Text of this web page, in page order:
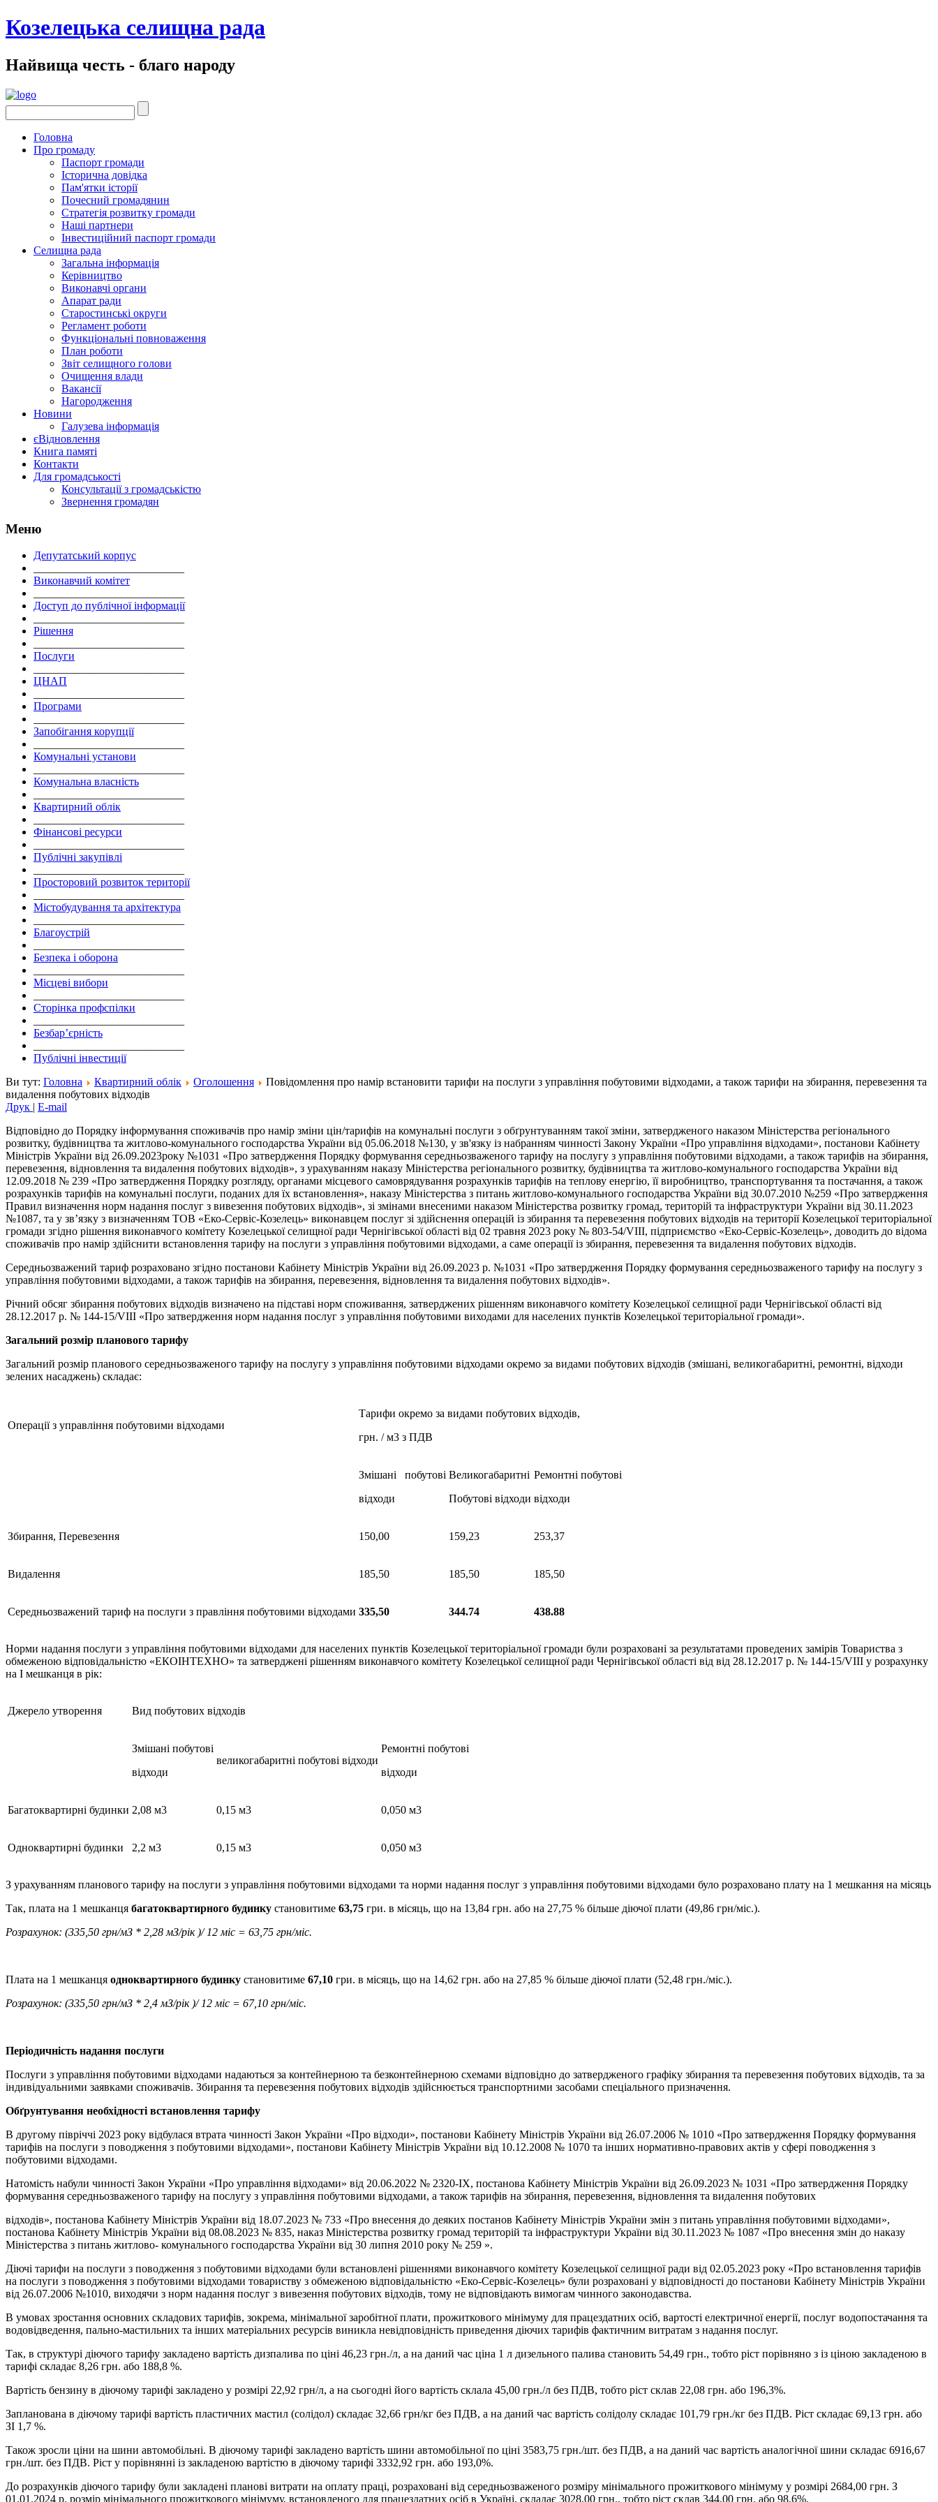
Козелецька селищна рада
Найвища честь - благо народу
Головна
Про громаду
Паспорт громади
Історична довідка
Пам'ятки історії
Почесний громадянин
Стратегія розвитку громади
Наші партнери
Інвестиційний паспорт громади
Селищна рада
Загальна інформація
Керівництво
Виконавчі органи
Апарат ради
Старостинські округи
Регламент роботи
Функціональні повноваження
План роботи
Звіт селищного голови
Очищення влади
Вакансії
Нагородження
Новини
Галузева інформація
єВідновлення
Книга памяті
Контакти
Для громадськості
Консультації з громадськістю
Звернення громадян
Меню
Депутатський корпус
Виконавчий комітет
Доступ до публічної інформації
Рішення
Послуги
ЦНАП
Програми
Запобігання корупції
Комунальні установи
Комунальна власність
Квартирний облік
Фінансові ресурси
Публічні закупівлі
Просторовий розвиток території
Містобудування та архітектура
Благоустрій
Безпека і оборона
Місцеві вибори
Сторінка профспілки
Безбар’єрність
Публічні інвестиції
Ви тут: Головна Квартирний облік Оголошення
Повідомлення про намір встановити тарифи на послуги з управління побутовими відходами, а також тарифи на збирання, перевезення та
видалення побутових відходів
Друк | E-mail
Відповідно до Порядку інформування споживачів про намір зміни цін/тарифів на комунальні послуги з обґрунтуванням такої зміни, затвердженого наказом Міністерства регіонального
розвитку, будівництва та житлово-комунального господарства України від 05.06.2018 №130, у зв'язку із набранням чинності Закону України «Про управління відходами», постанови Кабінету
Міністрів України від 26.09.2023року №1031 «Про затвердження Порядку формування середньозваженого тарифу на послугу з управління побутовими відходами, а також тарифів на збирання,
перевезення, відновлення та видалення побутових відходів», з урахуванням наказу Міністерства регіонального розвитку, будівництва та житлово-комунального господарства України від
12.09.2018 № 239 «Про затвердження Порядку розгляду, органами місцевого самоврядування розрахунків тарифів на теплову енергію, її виробництво, транспортування та постачання, а також
розрахунків тарифів на комунальні послуги, поданих для їх встановлення», наказу Міністерства з питань житлово-комунального господарства України від 30.07.2010 №259 «Про затвердження
Правил визначення норм надання послуг з вивезення побутових відходів», зі змінами внесеними наказом Міністерства розвитку громад, територій та інфраструктури України від 30.11.2023
№1087, та у зв’язку з визначенням ТОВ «Еко-Сервіс-Козелець» виконавцем послуг зі здійснення операцій із збирання та перевезення побутових відходів на території Козелецької територіальної
громади згідно рішення виконавчого комітету Козелецької селищної ради Чернігівської області від 02 травня 2023 року № 803-54/VIII, підприємство «Еко-Сервіс-Козелець», доводить до відома
споживачів про намір здійснити встановлення тарифу на послуги з управління побутовими відходами, а саме операції із збирання, перевезення та видалення побутових відходів.
Середньозважений тариф розраховано згідно постанови Кабінету Міністрів України від 26.09.2023 р. №1031 «Про затвердження Порядку формування середньозваженого тарифу на послугу з
управління побутовими відходами, а також тарифів на збирання, перевезення, відновлення та видалення побутових відходів».
Річний обсяг збирання побутових відходів визначено на підставі норм споживання, затверджених рішенням виконавчого комітету Козелецької селищної ради Чернігівської області від
28.12.2017 р. № 144-15/VIII «Про затвердження норм надання послуг з управління побутовими виходами для населених пунктів Козелецької територіальної громади».
Загальний розмір планового тарифу
Загальний розмір планового середньозваженого тарифу на послугу з управління побутовими відходами окремо за видами побутових відходів (змішані, великогабаритні, ремонтні, відходи
зелених насаджень) складає:
Операції з управління побутовими відходами
Тарифи окремо за видами побутових відходів,
грн. / м3 з ПДВ
Змішані побутові
відходи
Великогабаритні
Побутові відходи
Ремонтні побутові
відходи
Збирання, Перевезення 150,00 159,23 253,37
Видалення 185,50 185,50 185,50
Середньозважений тариф на послуги з правління побутовими відходами 335,50 344.74 438.88
Норми надання послуги з управління побутовими відходами для населених пунктів Козелецької територіальної громади були розраховані за результатами проведених замірів Товариства з
обмеженою відповідальністю «ЕКОІНТЕХНО» та затверджені рішенням виконавчого комітету Козелецької селищної ради Чернігівської області від від 28.12.2017 р. № 144-15/VIII у розрахунку
на І мешканця в рік:
Джерело утворення Вид побутових відходів
Змішані побутові
відходи
великогабаритні побутові відходи
Ремонтні побутові
відходи
Багатоквартирні будинки 2,08 м3 0,15 м3 0,050 м3
Одноквартирні будинки 2,2 м3 0,15 м3 0,050 м3
З урахуванням планового тарифу на послуги з управління побутовими відходами та норми надання послуг з управління побутовими відходами було розраховано плату на 1 мешкання на місяць
Так, плата на 1 мешканця багатоквартирного будинку становитиме 63,75 гри. в місяць, що на 13,84 грн. або на 27,75 % більше діючої плати (49,86 грн/міс.).
Розрахунок: (335,50 грн/мЗ * 2,28 мЗ/рік )/ 12 міс = 63,75 грн/міс.
Плата на 1 мешканця одноквартирного будинку становитиме 67,10 гри. в місяць, що на 14,62 грн. або на 27,85 % більше діючої плати (52,48 грн./міс.).
Розрахунок: (335,50 грн/мЗ * 2,4 мЗ/рік )/ 12 міс = 67,10 грн/міс.
Періодичність надання послуги
Послуги з управління побутовими відходами надаються за контейнерною та безконтейнерною схемами відповідно до затвердженого графіку збирання та перевезення побутових відходів, та за
індивідуальними заявками споживачів. Збирання та перевезення побутових відходів здійснюється транспортними засобами спеціального призначення.
Обґрунтування необхідності встановлення тарифу
В другому півріччі 2023 року відбулася втрата чинності Закон України «Про відходи», постанови Кабінету Міністрів України від 26.07.2006 № 1010 «Про затвердження Порядку формування
тарифів на послуги з поводження з побутовими відходами», постанови Кабінету Міністрів України від 10.12.2008 № 1070 та інших нормативно-правових актів у сфері поводження з
побутовими відходами.
Натомість набули чинності Закон України «Про управління відходами» від 20.06.2022 № 2320-ІХ, постанова Кабінету Міністрів України від 26.09.2023 № 1031 «Про затвердження Порядку
формування середньозваженого тарифу на послугу з управління побутовими відходами, а також тарифів на збирання, перевезення, відновлення та видалення побутових
відходів», постанова Кабінету Міністрів України від 18.07.2023 № 733 «Про внесення до деяких постанов Кабінету Міністрів України змін з питань управління побутовими відходами»,
постанова Кабінету Міністрів України від 08.08.2023 № 835, наказ Міністерства розвитку громад територій та інфраструктури України від 30.11.2023 № 1087 «Про внесення змін до наказу
Міністерства з питань житлово- комунального господарства України від 30 липня 2010 року № 259 ».
Діючі тарифи на послуги з поводження з побутовими відходами були встановлені рішеннями виконавчого комітету Козелецької селищної ради від 02.05.2023 року «Про встановлення тарифів
на послуги з поводження з побутовими відходами товариству з обмеженою відповідальністю «Еко-Сервіс-Козелець» були розраховані у відповідності до постанови Кабінету Міністрів України
від 26.07.2006 №1010, виходячи з норм надання послуг з вивезення побутових відходів, тому не відповідають вимогам чинного законодавства.
В умовах зростання основних складових тарифів, зокрема, мінімальної заробітної плати, прожиткового мінімуму для працездатних осіб, вартості електричної енергії, послуг водопостачання та
водовідведення, пально-мастильних та інших матеріальних ресурсів виникла невідповідність приведення діючих тарифів фактичним витратам з надання послуг.
Так, в структурі діючого тарифу закладено вартість дизпалива по ціні 46,23 грн./л, а на даний час ціна 1 л дизельного палива становить 54,49 грн., тобто ріст порівняно з із ціною закладеною в
тарифі складає 8,26 грн. або 188,8 %.
Вартість бензину в діючому тарифі закладено у розмірі 22,92 грн/л, а на сьогодні його вартість склала 45,00 грн./л без ПДВ, тобто ріст склав 22,08 грн. або 196,3%.
Запланована в діючому тарифі вартість пластичних мастил (солідол) складає 32,66 грн/кг без ПДВ, а на даний час вартість солідолу складає 101,79 грн./кг без ПДВ. Ріст складає 69,13 грн. або
ЗІ 1,7 %.
Також зросли ціни на шини автомобільні. В діючому тарифі закладено вартість шини автомобільної по ціні 3583,75 грн./шт. без ПДВ, а на даний час вартість аналогічної шини складає 6916,67
грн./шт. без ПДВ. Ріст у порівнянні із закладеною вартістю в діючому тарифі 3332,92 грн. або 193,0%.
До розрахунків діючого тарифу були закладені планові витрати на оплату праці, розраховані від середньозваженого розміру мінімального прожиткового мінімуму у розмірі 2684,00 грн. З
01.01.2024 р. розмір мінімального прожиткового мінімуму, встановленого для працездатних осіб в Україні, складає 3028,00 грн., тобто ріст склав 344,00 грн. або 98,6%.